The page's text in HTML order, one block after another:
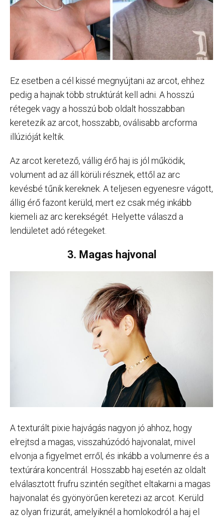
Ez esetben a cél kissé megnyújtani az arcot, ehhez
pedig a hajnak több struktúrát kell adni. A hosszú
rétegek vagy a hosszú bob oldalt hosszabban
keretezik az arcot, hosszabb, oválisabb arcforma
illúzióját keltik.
Az arcot keretező, vállig érő haj is jól működik,
volument ad az áll körüli résznek, ettől az arc
kevésbé tűnik kereknek. A teljesen egyenesre vágott,
állig érő fazont kerüld, mert ez csak még inkább
kiemeli az arc kerekségét. Helyette válaszd a
lendületet adó rétegeket.
3. Magas hajvonal
A texturált pixie hajvágás nagyon jó ahhoz, hogy
elrejtsd a magas, visszahúzódó hajvonalat, mivel
elvonja a figyelmet erről, és inkább a volumenre és a
textúrára koncentrál. Hosszabb haj esetén az oldalt
elválasztott frufru szintén segíthet eltakarni a magas
hajvonalat és gyönyörűen keretezi az arcot. Kerüld
az olyan frizurát, amelyiknél a homlokodról a haj el